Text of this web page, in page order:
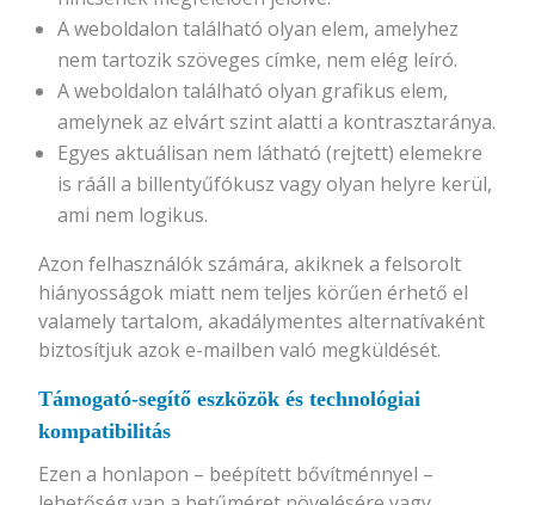
A weboldalon található olyan elem, amelyhez
nem tartozik szöveges címke, nem elég leíró.
A weboldalon található olyan grafikus elem,
amelynek az elvárt szint alatti a kontrasztaránya.
Egyes aktuálisan nem látható (rejtett) elemekre
is rááll a billentyűfókusz vagy olyan helyre kerül,
ami nem logikus.
Azon felhasználók számára, akiknek a felsorolt
hiányosságok miatt nem teljes körűen érhető el
valamely tartalom, akadálymentes alternatívaként
biztosítjuk azok e-mailben való megküldését.
Támogató-segítő eszközök és technológiai
kompatibilitás
Ezen a honlapon – beépített bővítménnyel –